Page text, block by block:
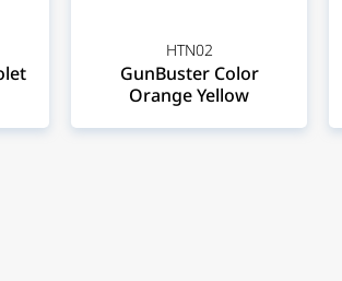
HTN02
GunBuster Color
Orange Yellow